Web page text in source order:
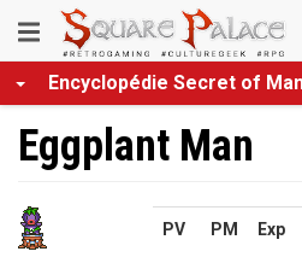
au
contenu
principal
Toggle
navigation
Encyclopédie Secret of
Eggplant Man
PV PM Exp